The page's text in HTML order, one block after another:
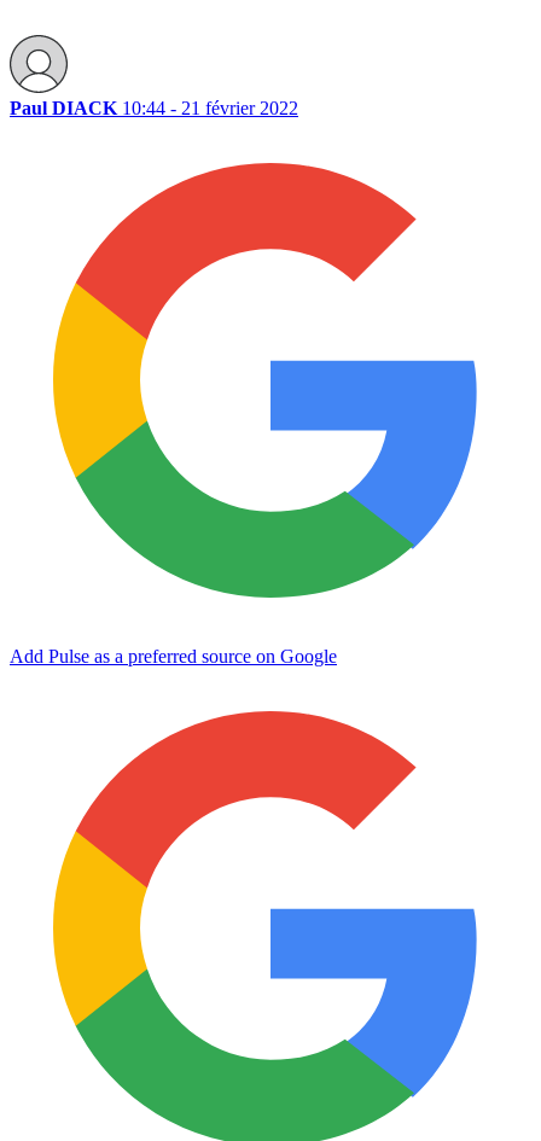
Paul DIACK 10:44 - 21 février 2022
Add Pulse as a preferred source on Google